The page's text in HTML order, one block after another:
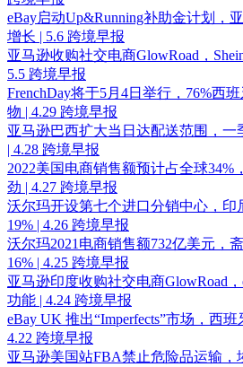
eBay启动Up&Running补助金计划，
增长 | 5.6 跨境早报
亚马逊收购社交电商GlowRoad，
5.5 跨境早报
FrenchDay将于5月4日举行，76%西
物 | 4.29 跨境早报
亚马逊巴西扩大当日达配送范围，一
| 4.28 跨境早报
2022美国电商销售额预计占全球34%
劲 | 4.27 跨境早报
沃尔玛开设第七个进口分销中心，印
19% | 4.26 跨境早报
沃尔玛2021电商销售额732亿美元，
16% | 4.25 跨境早报
亚马逊印度收购社交电商GlowRoad
功能 | 4.24 跨境早报
eBay UK 推出“Imperfects”市场，西
4.22 跨境早报
亚马逊美国站FBA禁止危险品运输，